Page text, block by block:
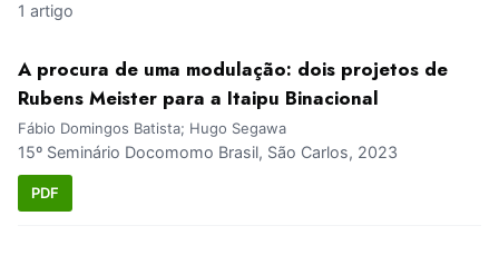
1 artigo
A procura de uma modulação: dois projetos de
Rubens Meister para a Itaipu Binacional
Fábio Domingos Batista; Hugo Segawa
15º Seminário Docomomo Brasil, São Carlos, 2023
PDF